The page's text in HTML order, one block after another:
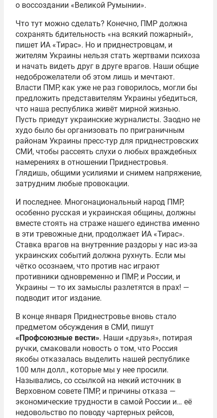
о воссоздании «Великой Румынии».
Что тут можно сделать? Конечно, ПМР должна
сохранять бдительность «на всякий пожарный»,
пишет ИА «Тирас». Но и приднестровцам, и
жителям Украины нельзя стать жертвами психоза
и начать видеть друг в друге врагов. Наши общие
недоброжелатели об этом лишь и мечтают.
Власти ПМР, как уже не раз говорилось, могли бы
предложить представителям Украины убедиться,
что наша республика живёт мирной жизнью.
Пусть приедут украинские журналисты. Заодно не
худо было бы организовать по приграничным
районам Украины пресс-тур для приднестровских
СМИ, чтобы рассеять слухи о любых враждебных
намерениях в отношении Приднестровья.
Глядишь, общими усилиями и снимем напряжение,
затрудним любые провокации.
И последнее. Многонациональный народ ПМР,
особенно русская и украинская общины, должны
вместе стоять на страже нашего единства именно
в эти тревожные дни, продолжает ИА «Тирас».
Ставка врагов на внутренние раздоры у нас из-за
украинских событий должна рухнуть. Если мы
чётко осознаем, что против нас играют
противники одновременно и ПМР, и России, и
Украины — то их замыслы разлетятся в прах! —
подводит итог издание.
В конце января Приднестровье вновь стало
предметом обсуждения в СМИ, пишут
«Профсоюзные вести». Наши «друзья», потирая
ручки, смаковали новость о том, что Россия
якобы отказалась выделить нашей республике
100 млн долл., которые мы у нее просили.
Назывались, со ссылкой на некий источник в
Верховном совете ПМР, и причины отказа —
экономические трудности в самой России и… её
недовольство по поводу чартерных рейсов,